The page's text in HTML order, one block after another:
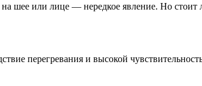
шее или лице — нередкое явление. Но стоит
перегревания и высокой